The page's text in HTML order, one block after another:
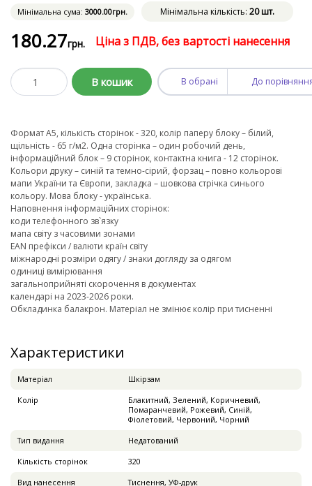
Мінімальна сума: 3000.00грн. Мінімальна кількість: 20 шт.
180.27грн. Ціна з ПДВ, без вартості нанесення
В кошик В обрані До
Формат А5, кількість сторінок - 320, колір паперу блоку – білий,
щільність - 65 г/м2. Одна сторінка – один робочий день,
інформаційний блок – 9 сторінок, контактна книга - 12 сторінок.
Кольори друку – синій та темно-сірий, форзац – повно кольорові
мапи України та Європи, закладка – шовкова стрічка синього
кольору. Мова блоку - українська.
Наповнення інформаційних сторінок:
коди телефонного зв`язку
мапа світу з часовими зонами
EAN префікси / валюти країн світу
міжнародні розміри одягу / знаки догляду за одягом
одиниці вимірювання
загальноприйняті скорочення в документах
календарі на 2023-2026 роки.
Обкладинка балакрон. Матеріал не змінює колір при тисненні
Характеристики
Матеріал
Шкірзам
Колір
Блакитний, Зелений, Коричневий,
Помаранчевий, Рожевий, Синій,
Фіолетовий, Червоний, Чорний
Тип видання
Недатований
Кількість сторінок
320
Вид нанесення
Тиснення, УФ-друк